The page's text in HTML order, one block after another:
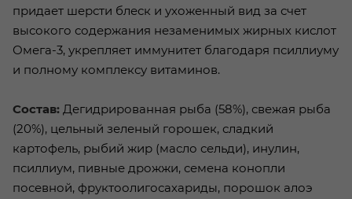
придает шерсти блеск и ухоженный вид за счет
высокого содержания незаменимых жирных кислот
Омега-3, укрепляет иммунитет благодаря псиллиуму
и полному комплексу витаминов.
Состав: Дегидрированная рыба (58%), свежая рыба
(20%), цельный зеленый горошек, сладкий
картофель, рыбий жир (масло сельди), инулин,
псиллиум, пивные дрожжи, семена конопли
посевной, фруктоолигосахариды, порошок алоэ